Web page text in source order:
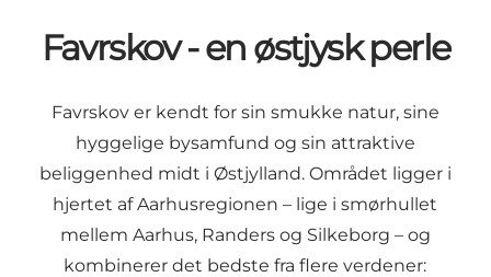
Favrskov - en østjysk perle
Favrskov er kendt for sin smukke natur, sine
hyggelige bysamfund og sin attraktive
beliggenhed midt i Østjylland. Området ligger i
hjertet af Aarhusregionen – lige i smørhullet
mellem Aarhus, Randers og Silkeborg – og
kombinerer det bedste fra flere verdener: